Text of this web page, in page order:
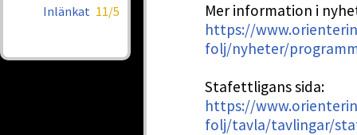
Inlänkat 11/5
Mer information i
https://
folj/nyheter/
Stafettligans sida:
https://
folj/tavla/tavlingar/